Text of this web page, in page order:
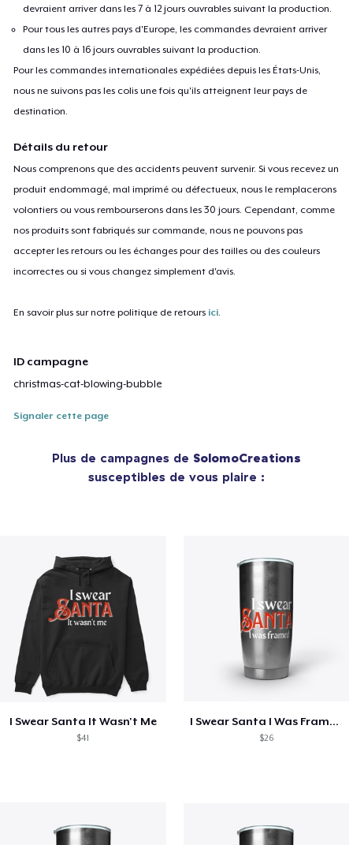
devraient arriver dans les 7 à 12 jours ouvrables suivant la production.
Pour tous les autres pays d'Europe, les commandes devraient arriver
dans les 10 à 16 jours ouvrables suivant la production.
Pour les commandes internationales expédiées depuis les États-Unis,
nous ne suivons pas les colis une fois qu'ils atteignent leur pays de
destination.
Détails du retour
Nous comprenons que des accidents peuvent survenir. Si vous recevez un
produit endommagé, mal imprimé ou défectueux, nous le remplacerons
volontiers ou vous rembourserons dans les 30 jours. Cependant, comme
nos produits sont fabriqués sur commande, nous ne pouvons pas
accepter les retours ou les échanges pour des tailles ou des couleurs
incorrectes ou si vous changez simplement d'avis.
En savoir plus sur notre politique de retours ici.
ID campagne
christmas-cat-blowing-bubble
Signaler cette page
Plus de campagnes de SolomoCreations
susceptibles de vous plaire :
I Swear Santa It Wasn't Me
$41
I Swear Santa I Was Framed
$26